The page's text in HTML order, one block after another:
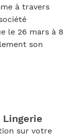
à travers
le 26 mars à 8
son
Lingerie
sur votre